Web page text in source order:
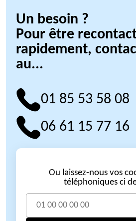
Un besoin ?
Pour être
rapidement,
au...
01 85 53 58 08
06 61 15 77 16
Ou laissez-nous vos
téléphoniques ci